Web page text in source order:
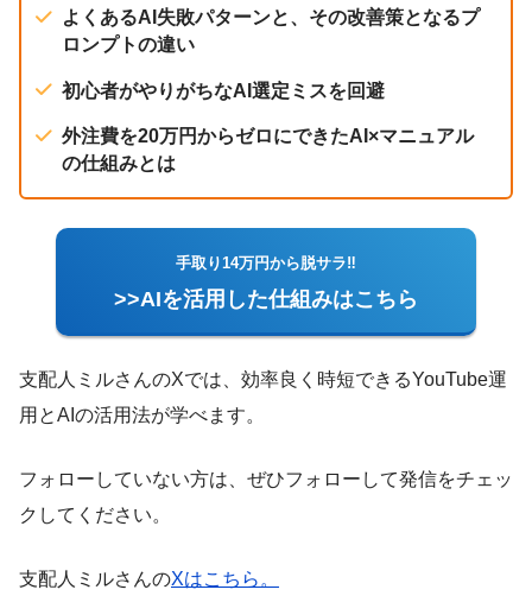
よくあるAI失敗パターンと、その改善策となるプ
ロンプトの違い
初心者がやりがちなAI選定ミスを回避
外注費を20万円からゼロにできたAI×マニュアル
の仕組みとは
手取り14万円から脱サラ‼︎
>>AIを活用した仕組みはこちら
支配人ミルさんのXでは、効率良く時短できるYouTube運
用とAIの活用法が学べます。
フォローしていない方は、ぜひフォローして発信をチェッ
クしてください。
支配人ミルさんのXはこちら。